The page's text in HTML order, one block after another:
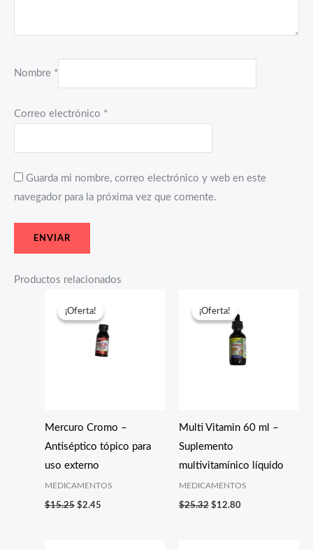
Nombre *
Correo electrónico *
Guarda mi nombre, correo electrónico y web en este
navegador para la próxima vez que comente.
Productos relacionados
¡Oferta!
¡Oferta!
Mercuro Cromo –
Antiséptico tópico para
uso externo
MEDICAMENTOS
$15.25
precio
original
$15.25.
$2.45
actual
es:
$2.45.
¡Oferta!
¡Oferta!
Multi Vitamin 60 ml –
Suplemento
multivitamínico líquido
MEDICAMENTOS
$25.32
precio
original
$25.32.
$12.80
actual
es:
$12.80.